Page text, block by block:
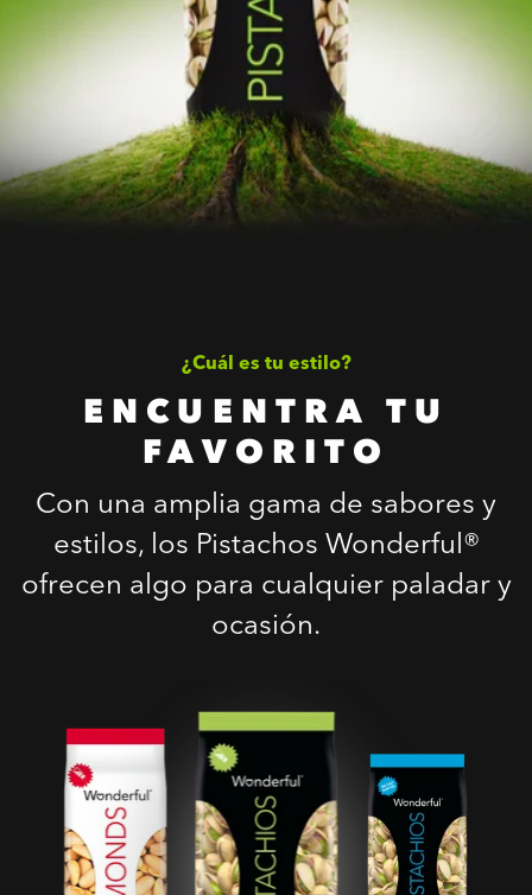
¿Cuál es tu estilo?
ENCUENTRA TU
FAVORITO
Con una amplia gama de sabores y
estilos, los Pistachos Wonderful®
ofrecen algo para cualquier paladar y
ocasión.
Pistachos Tostados
Salados